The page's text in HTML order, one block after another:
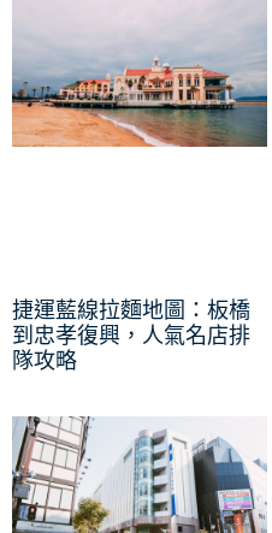
捷運藍線拉麵地圖：板橋
到忠孝復興，人氣名店排
隊攻略